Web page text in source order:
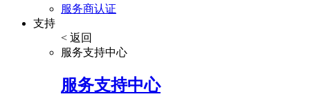
服务商认证
支持
< 返回
服务支持中心
服务支持中心